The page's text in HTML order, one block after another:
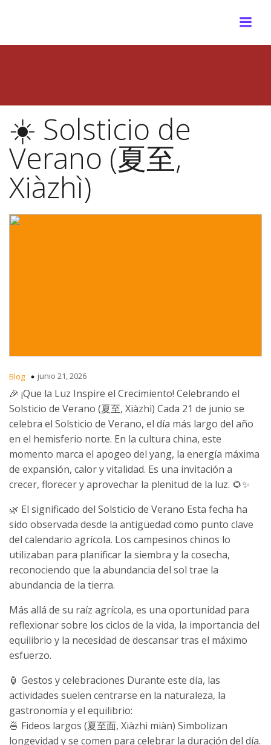
☀️ Solsticio de
Verano (夏至,
Xiàzhì)
Blog junio 21, 2026
🎉 ¡Que la Luz Inspire el Crecimiento! Celebrando el
Solsticio de Verano (夏至, Xiàzhì) Cada 21 de junio se
celebra el Solsticio de Verano, el día más largo del año
en el hemisferio norte. En la cultura china, este
momento marca el apogeo del yang, la energía máxima
de expansión, calor y vitalidad. Es una invitación a
crecer, florecer y aprovechar la plenitud de la luz. 🌻✨
🌿 El significado del Solsticio de Verano Esta fecha ha
sido observada desde la antigüedad como punto clave
del calendario agrícola. Los campesinos chinos lo
utilizaban para planificar la siembra y la cosecha,
reconociendo que la abundancia del sol trae la
abundancia de la tierra.
Más allá de su raíz agrícola, es una oportunidad para
reflexionar sobre los ciclos de la vida, la importancia del
equilibrio y la necesidad de descansar tras el máximo
esfuerzo.
🏮 Gestos y celebraciones Durante este día, las
actividades suelen centrarse en la naturaleza, la
gastronomía y el equilibrio:
🍜 Fideos largos (夏至面, Xiàzhì miàn) Simbolizan
longevidad y se comen para celebrar la duración del día.